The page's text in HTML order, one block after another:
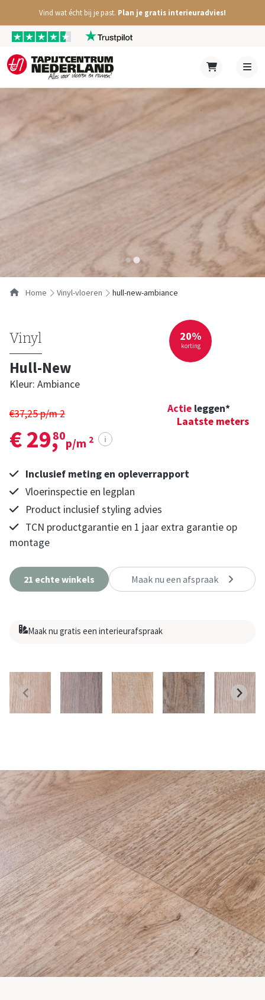
Vind wat écht bij je past. Plan je gratis interieuradvies!
Home vinyl-vloeren hull-new-ambiance
Vinyl
Hull-New
Kleur: Ambiance
€37,25 p/m2
€ 29,
80
p/m 2 i
Actie leggen*
Laatste meters
Inclusief meting en opleverrapport
Vloerinspectie en legplan
Product inclusief styling advies
TCN productgarantie en 1 jaar extra garantie op
montage
21 echte winkels Maak nu een afspraak
Maak nu gratis een interieurafspraak
20%
korting